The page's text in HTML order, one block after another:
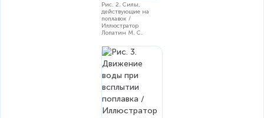
Рис. 2. Силы,
действующие на
поплавок /
Иллюстратор
Лопатин М. С.